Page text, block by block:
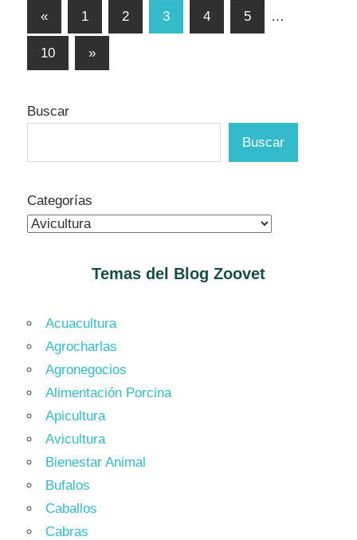
Paginación
de
entradas
«Entradas
anteriores
1 2 3 4 5 …
10
Entradas
siguientes
»
Buscar
Buscar
Categorías
Temas del Blog Zoovet
Acuacultura
Agrocharlas
Agronegocios
Alimentación Porcina
Apicultura
Avicultura
Bienestar Animal
Bufalos
Caballos
Cabras